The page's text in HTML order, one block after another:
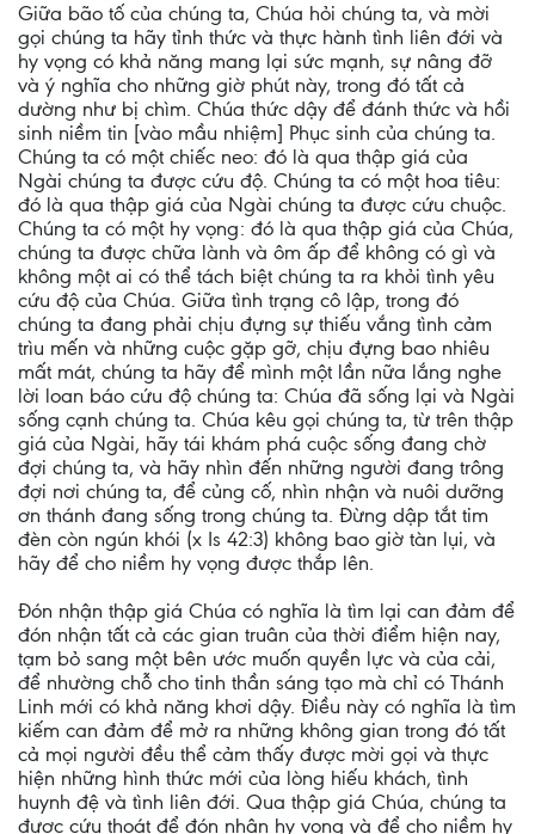
Giữa bão tố của chúng ta, Chúa hỏi chúng ta, và mời
gọi chúng ta hãy tỉnh thức và thực hành tình liên đới và
hy vọng có khả năng mang lại sức mạnh, sự nâng đỡ
và ý nghĩa cho những giờ phút này, trong đó tất cả
dường như bị chìm. Chúa thức dậy để đánh thức và hồi
sinh niềm tin [vào mầu nhiệm] Phục sinh của chúng ta.
Chúng ta có một chiếc neo: đó là qua thập giá của
Ngài chúng ta được cứu độ. Chúng ta có một hoa tiêu:
đó là qua thập giá của Ngài chúng ta được cứu chuộc.
Chúng ta có một hy vọng: đó là qua thập giá của Chúa,
chúng ta được chữa lành và ôm ấp để không có gì và
không một ai có thể tách biệt chúng ta ra khỏi tình yêu
cứu độ của Chúa. Giữa tình trạng cô lập, trong đó
chúng ta đang phải chịu đựng sự thiếu vắng tình cảm
trìu mến và những cuộc gặp gỡ, chịu đựng bao nhiêu
mất mát, chúng ta hãy để mình một lần nữa lắng nghe
lời loan báo cứu độ chúng ta: Chúa đã sống lại và Ngài
sống cạnh chúng ta. Chúa kêu gọi chúng ta, từ trên thập
giá của Ngài, hãy tái khám phá cuộc sống đang chờ
đợi chúng ta, và hãy nhìn đến những người đang trông
đợi nơi chúng ta, để củng cố, nhìn nhận và nuôi dưỡng
ơn thánh đang sống trong chúng ta. Đừng dập tắt tim
đèn còn ngún khói (x Is 42:3) không bao giờ tàn lụi, và
hãy để cho niềm hy vọng được thắp lên.
Đón nhận thập giá Chúa có nghĩa là tìm lại can đảm để
đón nhận tất cả các gian truân của thời điểm hiện nay,
tạm bỏ sang một bên ước muốn quyền lực và của cải,
để nhường chỗ cho tinh thần sáng tạo mà chỉ có Thánh
Linh mới có khả năng khơi dậy. Điều này có nghĩa là tìm
kiếm can đảm để mở ra những không gian trong đó tất
cả mọi người đều thể cảm thấy được mời gọi và thực
hiện những hình thức mới của lòng hiếu khách, tình
huynh đệ và tình liên đới. Qua thập giá Chúa, chúng ta
được cứu thoát để đón nhận hy vọng và để cho niềm hy